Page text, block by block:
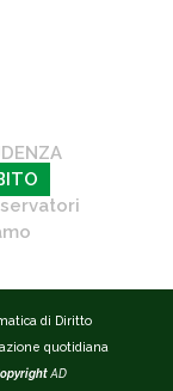
di Diritto
quotidiana
AD